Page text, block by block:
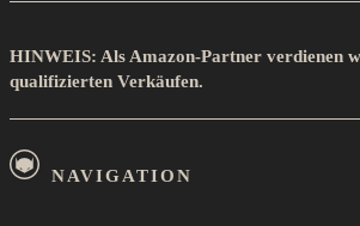
HINWEIS: Als Amazon-Partner verdienen
qualifizierten Verkäufen.
NAVIGATION